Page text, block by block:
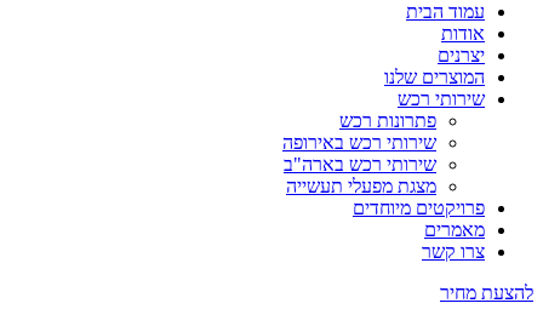
עמוד הבית
אודות
יצרנים
המוצרים שלנו
שירותי רכש
פתרונות רכש
שירותי רכש באירופה
שירותי רכש בארה"ב
מצגת מפעלי תעשייה
פרויקטים מיוחדים
מאמרים
צרו קשר
להצעת מחיר